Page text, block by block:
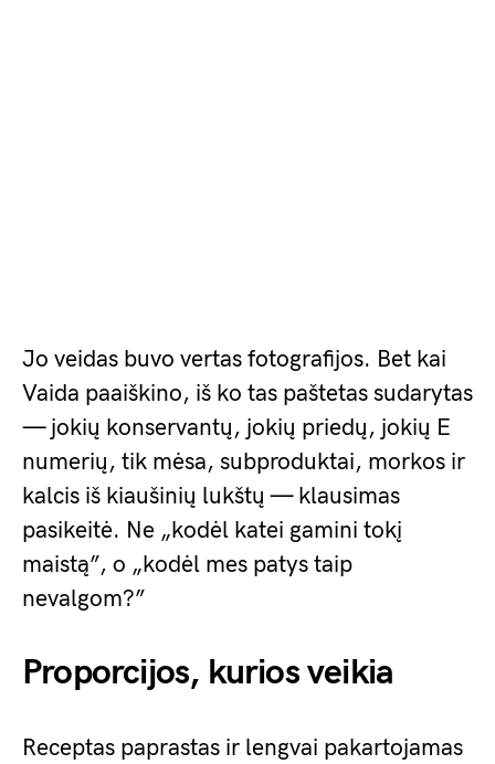
Jo veidas buvo vertas fotografijos. Bet kai
Vaida paaiškino, iš ko tas paštetas sudarytas
— jokių konservantų, jokių priedų, jokių E
numerių, tik mėsa, subproduktai, morkos ir
kalcis iš kiaušinių lukštų — klausimas
pasikeitė. Ne „kodėl katei gamini tokį
maistą”, o „kodėl mes patys taip
nevalgom?”
Proporcijos, kurios veikia
Receptas paprastas ir lengvai pakartojamas